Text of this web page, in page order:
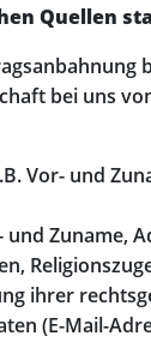
Quellen
bei uns
Vor- und
Zuname,
ihrer
(E-Mail-